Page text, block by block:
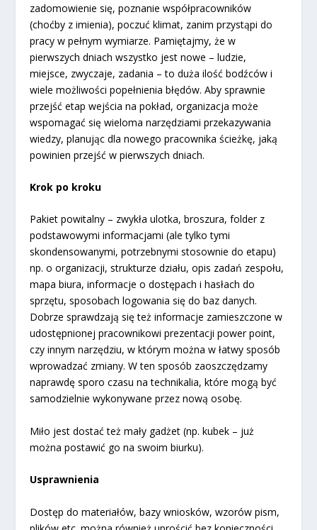
zadomowienie się, poznanie współpracowników
(choćby z imienia), poczuć klimat, zanim przystąpi do
pracy w pełnym wymiarze. Pamiętajmy, że w
pierwszych dniach wszystko jest nowe – ludzie,
miejsce, zwyczaje, zadania – to duża ilość bodźców i
wiele możliwości popełnienia błędów. Aby sprawnie
przejść etap wejścia na pokład, organizacja może
wspomagać się wieloma narzędziami przekazywania
wiedzy, planując dla nowego pracownika ścieżkę, jaką
powinien przejść w pierwszych dniach.
Krok po kroku
Pakiet powitalny – zwykła ulotka, broszura, folder z
podstawowymi informacjami (ale tylko tymi
skondensowanymi, potrzebnymi stosownie do etapu)
np. o organizacji, strukturze działu, opis zadań zespołu,
mapa biura, informacje o dostępach i hasłach do
sprzętu, sposobach logowania się do baz danych.
Dobrze sprawdzają się też informacje zamieszczone w
udostępnionej pracownikowi prezentacji power point,
czy innym narzędziu, w którym można w łatwy sposób
wprowadzać zmiany. W ten sposób zaoszczędzamy
naprawdę sporo czasu na technikalia, które mogą być
samodzielnie wykonywane przez nową osobę.
Miło jest dostać też mały gadżet (np. kubek – już
można postawić go na swoim biurku).
Usprawnienia
Dostęp do materiałów, bazy wniosków, wzorów pism,